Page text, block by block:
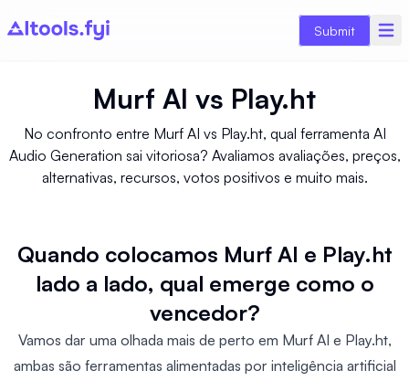
Submit
Murf AI vs Play.ht
No confronto entre Murf AI vs Play.ht, qual ferramenta AI
Audio Generation sai vitoriosa? Avaliamos avaliações, preços,
alternativas, recursos, votos positivos e muito mais.
Quando colocamos Murf AI e Play.ht
lado a lado, qual emerge como o
vencedor?
Vamos dar uma olhada mais de perto em Murf AI e Play.ht,
ambas são ferramentas alimentadas por inteligência artificial